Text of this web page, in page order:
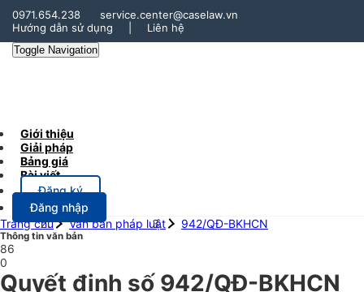
0971.654.238
service.center@caselaw.vn
Hướng dẫn sử dụng
Liên hệ
Toggle Navigation
Giới thiệu
Giải pháp
Bảng giá
Bài viết
Đăng ký
Đăng nhập
Trang chủ
Văn bản pháp luật 942/QĐ-BKHCN
Thông tin văn bản
86
0
Quyết định số 942/QĐ-BKHCN